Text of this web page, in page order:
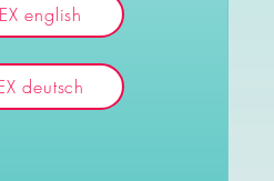
english
deutsch